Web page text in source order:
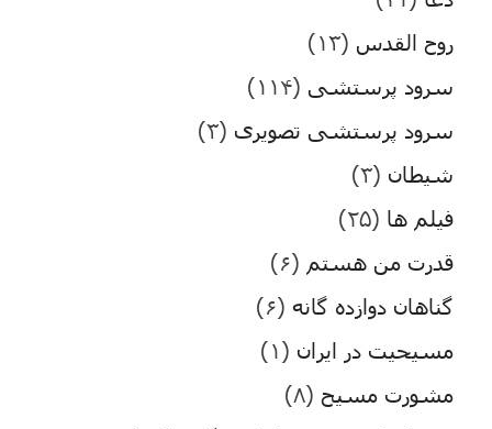
روح القدس (۱۳)
سرود پرستشی (۱۱۴)
سرود پرستشی تصویری (۳)
شیطان (۳)
فیلم ها (۲۵)
قدرت من هستم (۶)
گناهان دوازده گانه (۶)
مسیحیت در ایران (۱)
مشورت مسیح (۸)